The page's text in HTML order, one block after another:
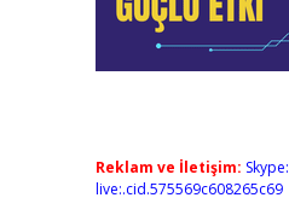
Reklam ve İletişim: Skype:
live:.cid.575569c608265c69